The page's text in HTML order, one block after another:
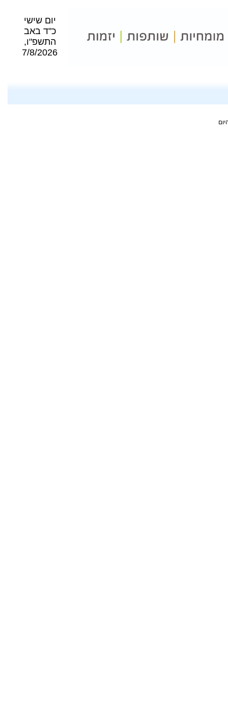
יום שישי
כ"ד באב
התשפ"ו,
7/8/2026